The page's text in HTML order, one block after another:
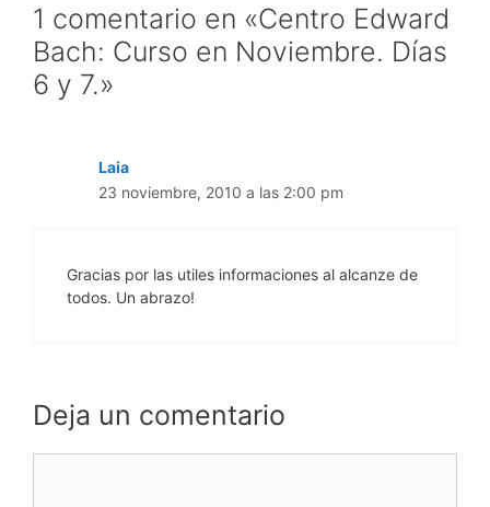
1 comentario en «Centro Edward
Bach: Curso en Noviembre. Días
6 y 7.»
Laia
23 noviembre, 2010 a las 2:00 pm
Gracias por las utiles informaciones al alcanze de
todos. Un abrazo!
Deja un comentario